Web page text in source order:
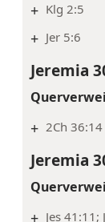
+ Klg 2:5
+ Jer 5:6
Jeremia
+ 2Ch 36:14
Jeremia
+ Jes 41:11;